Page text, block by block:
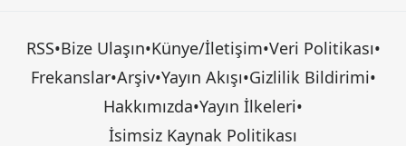
RSS•Bize Ulaşın•Künye/İletişim•Veri Politikası•
Frekanslar•Arşiv•Yayın Akışı•Gizlilik Bildirimi•
Hakkımızda•Yayın İlkeleri•
İsimsiz Kaynak Politikası